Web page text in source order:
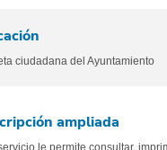
ciudadana del Ayuntamiento
ampliada
le permite consultar,